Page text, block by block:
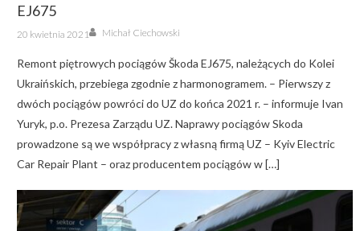
EJ675
Posted
on
20 kwietnia 2021 Author
Michał Ciechowski
Remont piętrowych pociągów Škoda EJ675, należących do Kolei
Ukraińskich, przebiega zgodnie z harmonogramem. – Pierwszy z
dwóch pociągów powróci do UZ do końca 2021 r. – informuje Ivan
Yuryk, p.o. Prezesa Zarządu UZ. Naprawy pociągów Skoda
prowadzone są we współpracy z własną firmą UZ – Kyiv Electric
Car Repair Plant – oraz producentem pociągów w […]